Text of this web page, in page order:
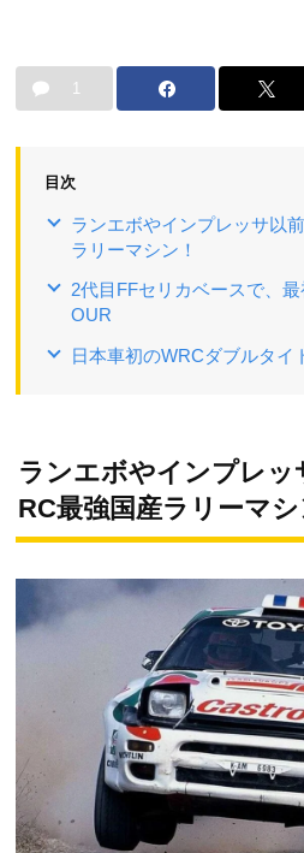
1
目次
ランエボやインプレッサ以
ラリーマシン！
2代目FFセリカベースで、
OUR
日本車初のWRCダブルタイ
ランエボやインプレッ
RC最強国産ラリーマシ